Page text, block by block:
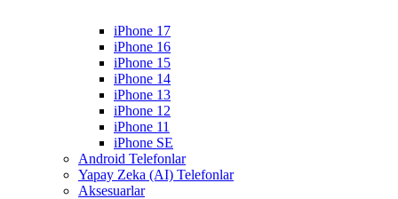
iPhone 17
iPhone 16
iPhone 15
iPhone 14
iPhone 13
iPhone 12
iPhone 11
iPhone SE
Android Telefonlar
Yapay Zeka (AI) Telefonlar
Aksesuarlar